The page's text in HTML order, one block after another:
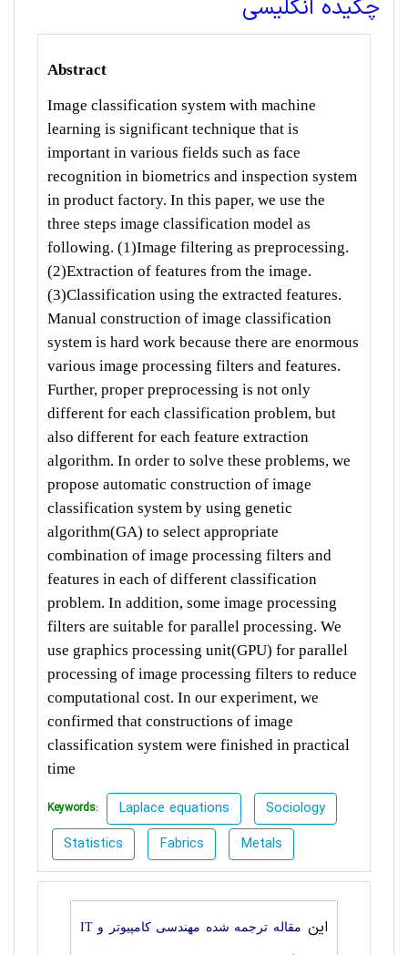
چکیده انگلیسی
Abstract
Image classification system with machine
learning is significant technique that is
important in various fields such as face
recognition in biometrics and inspection system
in product factory. In this paper, we use the
three steps image classification model as
following. (1)Image filtering as preprocessing.
(2)Extraction of features from the image.
(3)Classification using the extracted features.
Manual construction of image classification
system is hard work because there are enormous
various image processing filters and features.
Further, proper preprocessing is not only
different for each classification problem, but
also different for each feature extraction
algorithm. In order to solve these problems, we
propose automatic construction of image
classification system by using genetic
algorithm(GA) to select appropriate
combination of image processing filters and
features in each of different classification
problem. In addition, some image processing
filters are suitable for parallel processing. We
use graphics processing unit(GPU) for parallel
processing of image processing filters to reduce
computational cost. In our experiment, we
confirmed that constructions of image
classification system were finished in practical
time
Keywords: Laplace equations
Sociology
Statistics
Fabrics Metals
این مقاله ترجمه شده مهندسی کامپیوتر و IT